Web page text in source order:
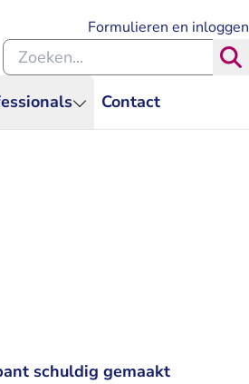
Contact
Formulieren en inloggen
Zoeken binnen de Rechtspraak
schuldig gemaakt